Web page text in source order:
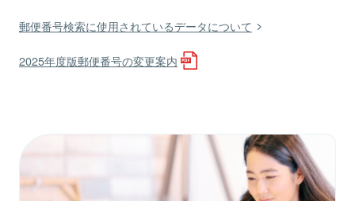
郵便番号検索に使用されているデータについて
2025年度版郵便番号の変更案内